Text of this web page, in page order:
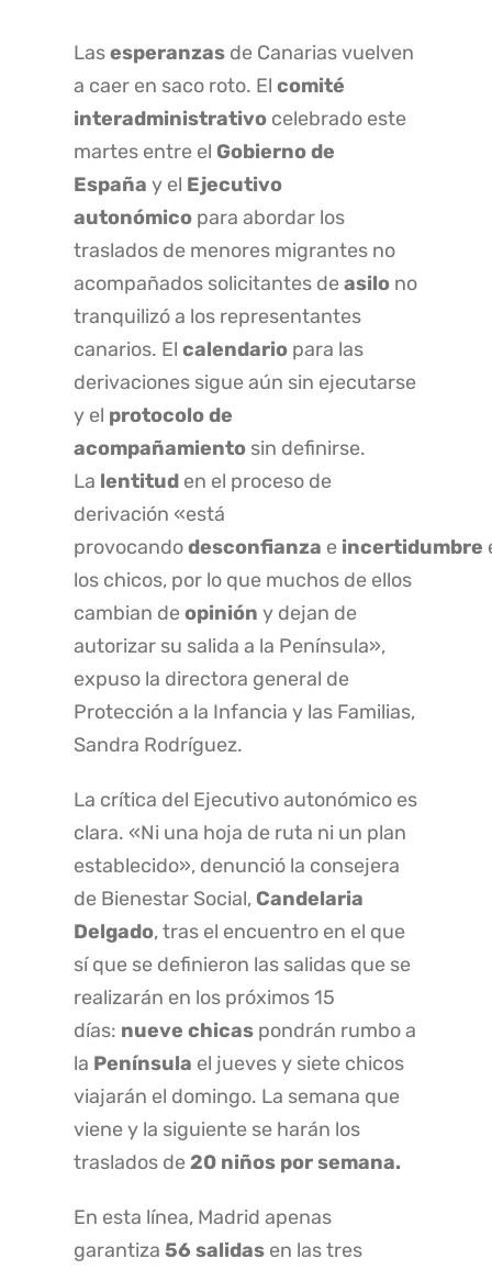
Lasesperanzas de Canarias vuelven
a caer en saco roto. Elcomité
interadministrativo celebrado este
martes entre el Gobierno de
España y el Ejecutivo
autonómico para abordar los
traslados de menores migrantes no
acompañados solicitantes deasilo no
tranquilizó a los representantes
canarios. Elcalendario para las
derivaciones sigue aún sin ejecutarse
y el protocolo de
acompañamiento sin definirse.
La lentitud en el proceso de
derivación «está
provocandodesconfianza e incertidumbre
los chicos, por lo que muchos de ellos
cambian deopinióny dejan de
autorizar su salida a la Península»,
expuso la directora general de
Protección a la Infancia y las Familias,
Sandra Rodríguez.
La crítica del Ejecutivo autonómico es
clara. «Ni una hoja de ruta ni un plan
establecido», denunció la consejera
de Bienestar Social, Candelaria
Delgado, tras el encuentro en el que
sí que se definieron las salidas que se
realizarán en los próximos 15
días: nueve chicas pondrán rumbo a
la Península el jueves y siete chicos
viajarán el domingo. La semana que
viene y la siguiente se harán los
traslados de20 niños por semana.
En esta línea, Madrid apenas
garantiza 56 salidas en las tres